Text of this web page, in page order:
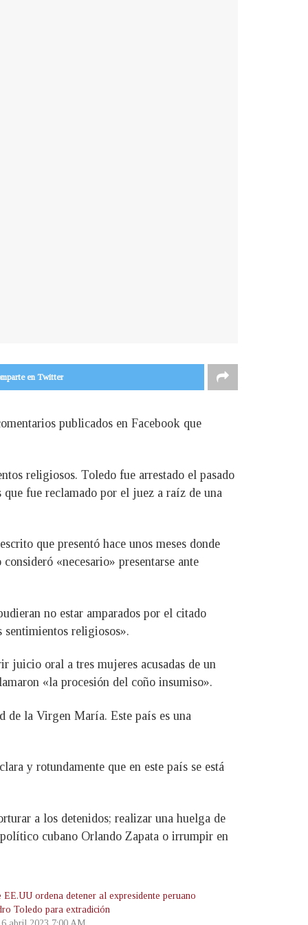
en Twitter
publicados en Facebook que
religiosos. Toledo fue arrestado el pasado
que fue reclamado por el juez a raíz de una
que presentó hace unos meses donde
«necesario» presentarse ante
no estar amparados por el citado
religiosos».
juicio oral a tres mujeres acusadas de un
«la procesión del coño insumiso».
la Virgen María. Este país es una
y rotundamente que en este país se está
a los detenidos; realizar una huelga de
cubano Orlando Zapata o irrumpir en
EE.UU ordena detener al expresidente peruano
Toledo para extradición